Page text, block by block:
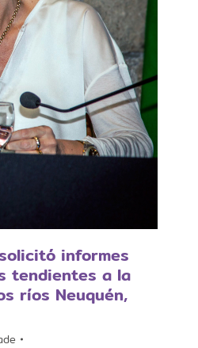
informes
tendientes a la
ríos Neuquén,